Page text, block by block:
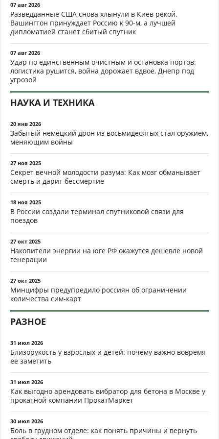
07 авг 2026
Разведданные США снова хлынули в Киев рекой.
Вашингтон принуждает Россию к 90-м, а лучшей
дипломатией станет сбитый спутник
07 авг 2026
Удар по единственным очистным и остановка портов:
логистика рушится, война дорожает вдвое, Днепр под
угрозой
НАУКА И ТЕХНИКА
20 янв 2026
Забытый немецкий дрон из восьмидесятых стал оружием,
меняющим войны
27 ноя 2025
Секрет вечной молодости разума: Как мозг обманывает
смерть и дарит бессмертие
18 ноя 2025
В России создали терминал спутниковой связи для
поездов
27 окт 2025
Накопители энергии на юге РФ окажутся дешевле новой
генерации
27 окт 2025
Минцифры предупредило россиян об ограничении
количества сим-карт
РАЗНОЕ
31 июл 2026
Близорукость у взрослых и детей: почему важно вовремя
ее заметить
31 июл 2026
Как выгодно арендовать вибратор для бетона в Москве у
прокатной компании ПрокатМаркет
30 июл 2026
Боль в грудном отделе: как понять причины и вернуть